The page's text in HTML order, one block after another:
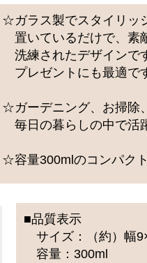
☆ガラス製でスタイリッ
置いているだけで、素
洗練されたデザインで
プレゼントにも最適で
☆ガーデニング、お掃除
毎日の暮らしの中で活
☆容量300mlのコンパク
■品質表示
サイズ：（約）幅
容量：300ml